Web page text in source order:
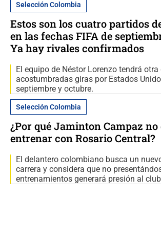
Selección Colombia
Estos son los cuatro partidos
en las fechas FIFA de
Ya hay rivales confirmados
El equipo de Néstor Lorenzo tendrá otra
acostumbradas giras por Estados
septiembre y octubre.
Selección Colombia
¿Por qué Jaminton Campaz no
entrenar con Rosario Central?
El delantero colombiano busca un
carrera y considera que no
entrenamientos generará presión al